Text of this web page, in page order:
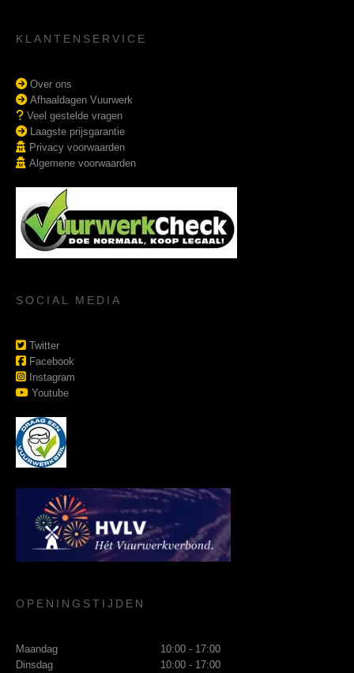
KLANTENSERVICE
Over ons
Afhaaldagen Vuurwerk
Veel gestelde vragen
Laagste prijsgarantie
Privacy voorwaarden
Algemene voorwaarden
SOCIAL MEDIA
Twitter
Facebook
Instagram
Youtube
OPENINGSTIJDEN
Maandag
10:00 - 17:00
Dinsdag
10:00 - 17:00